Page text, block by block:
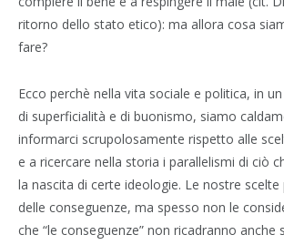
ritorno dello stato etico): ma allora cosa
fare?
Ecco perchè nella vita sociale e politica, in
di superficialità e di buonismo, siamo
informarci scrupolosamente rispetto alle
e a ricercare nella storia i parallelismi di ciò
la nascita di certe ideologie. Le nostre
delle conseguenze, ma spesso non le
che “le conseguenze” non ricadranno anche